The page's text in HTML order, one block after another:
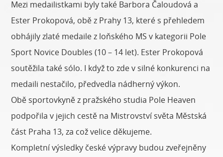
Mezi medailistkami byly také Barbora Čaloudová a
Ester Prokopová, obě z Prahy 13, které s přehledem
obhájily zlaté medaile z loňského MS v kategorii Pole
Sport Novice Doubles (10 – 14 let). Ester Prokopová
soutěžila také sólo. I když to zde v silné konkurenci na
medaili nestačilo, předvedla nádherný výkon.
Obě sportovkyně z pražského studia Pole Heaven
podpořila v jejich cestě na Mistrovství světa Městská
část Praha 13, za což velice děkujeme.
Kompletní výsledky české výpravy budou zveřejněny